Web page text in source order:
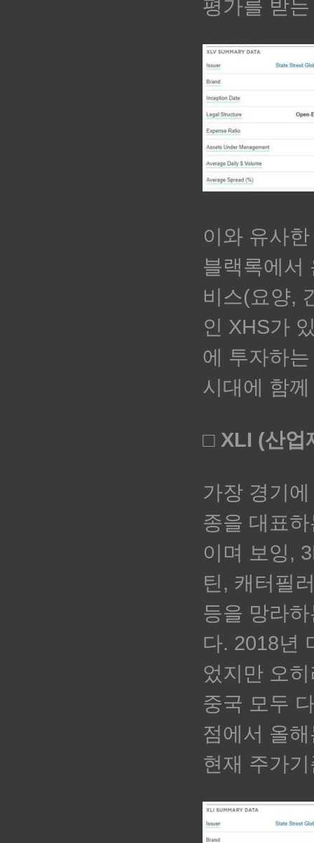
평가를 받
이와 유사
블랙록에서
비스(요양,
인 XHS가
에 투자하
시대에 함
□ XLI (산업
가장 경기
종을 대표
이며 보잉,
틴, 캐터필
등을 망라
다. 2018년
었지만 오
중국 모두
점에서 올
현재 주가